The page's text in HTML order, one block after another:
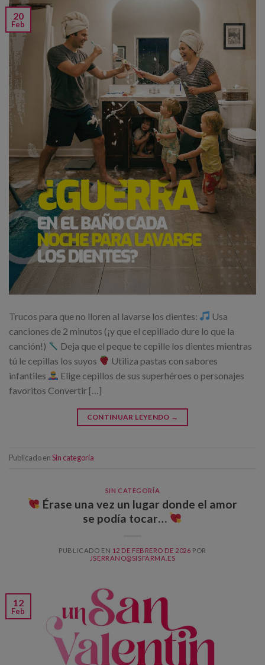
20
Feb
Trucos para que no lloren al lavarse los dientes:
Usa
canciones de 2 minutos (¡y que el cepillado dure lo que la
canción!)
Deja que el peque te cepille los dientes mientras
tú le cepillas los suyos
Utiliza pastas con sabores
infantiles
Elige cepillos de sus superhéroes o personajes
favoritos Convertir […]
CONTINUAR LEYENDO →
Publicado enSin categoría
SIN CATEGORÍA
Érase una vez un lugar donde el amor
se podía tocar…
PUBLICADO EN 12 DE FEBRERO DE 2026 POR
JSERRANO@SISFARMA.ES
12
Feb